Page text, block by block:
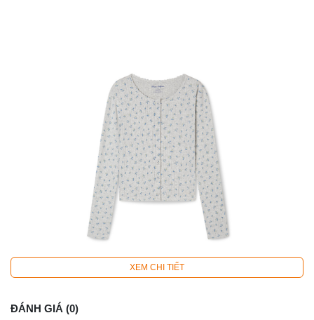
XEM CHI TIẾT
ĐÁNH GIÁ (0)